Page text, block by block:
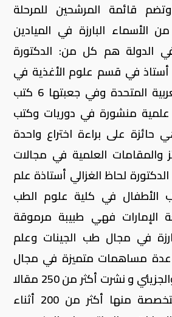
قائمة المرشحين للمرحلة
الأسماء البارزة في الميادين
في الدولة هم كل من: الدكتورة
في قسم علوم الأغذية في
جامعة الإمارات العربية المتحدة وفي جعبتها 6 كتب
ورقة علمية منشورة في دوريات وكتب
على براءة اختراع واحدة
والمقامات العلمية في مجالات
لحاظ الغزالي أستاذة علم
الأطفال في كلية علوم الطب
الإمارات فهي طبيبة مرموقة
في مجال طب الجينات وعلم
عدة مساهمات متميزة في مجال
علم الوراثة الطبي والجزيئي و نشرت أكثر من 250 مقالا
بحثيا ومراجعات متخصصة منها أكثر من 200 أثناء